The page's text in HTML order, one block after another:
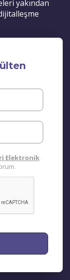
yakından
Elektronik